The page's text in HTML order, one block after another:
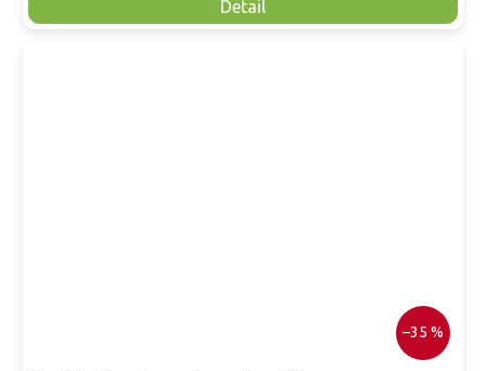
Detail
–35 %